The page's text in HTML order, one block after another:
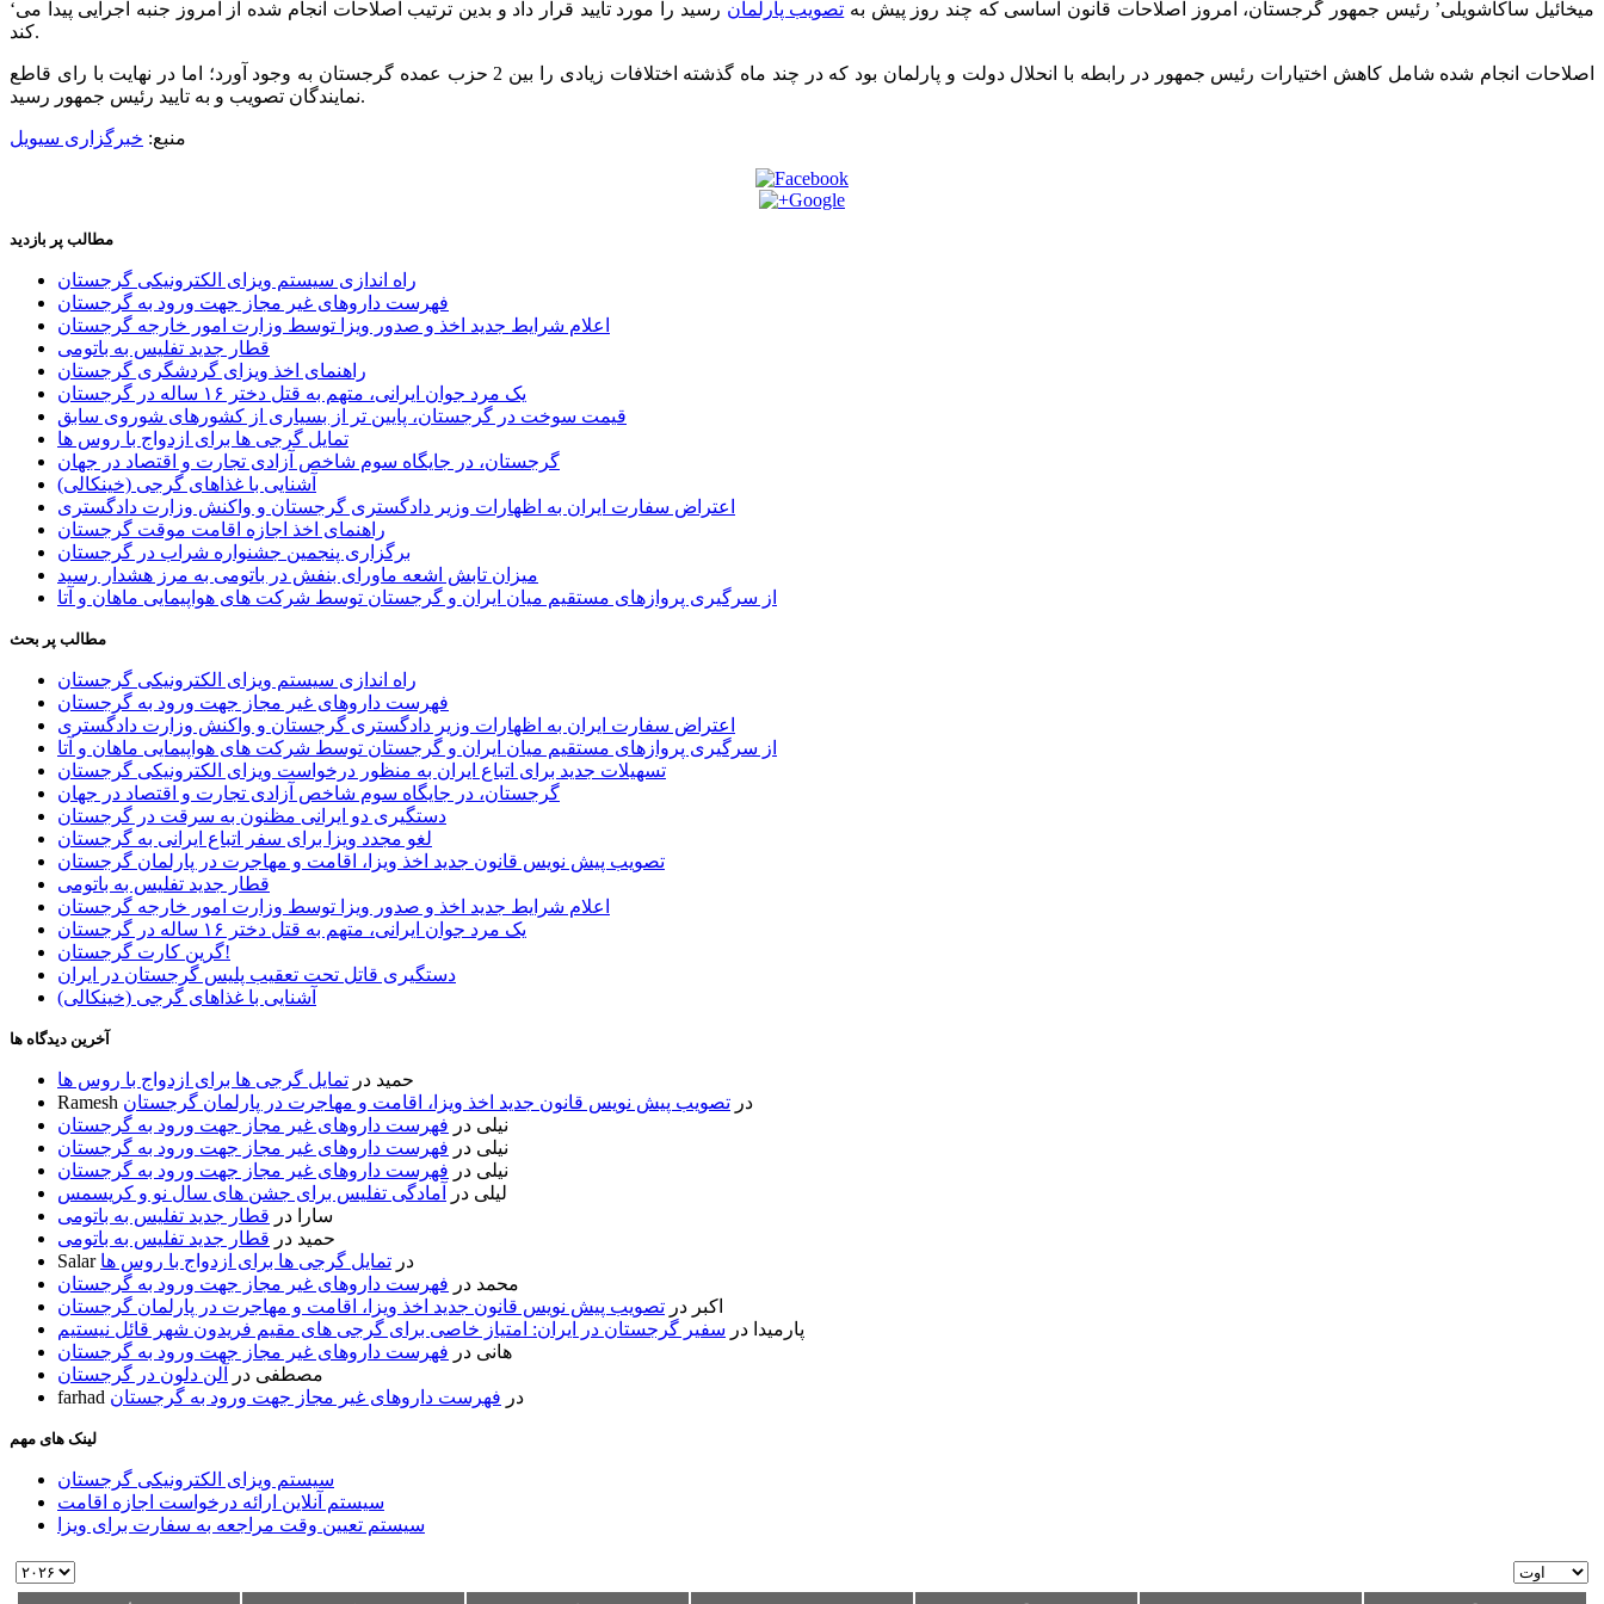
‘میخائیل ساکاشویلی’ رئیس جمهور گرجستان، امروز اصلاحات قانون اساسی که چند روز پیش به تصویب پارلمان رسید را مورد تایید قرار داد و بدین ترتیب اصلاحات انجام شده از امروز جنبه اجرایی پیدا می
کند.
اصلاحات انجام شده شامل کاهش اختیارات رئیس جمهور در رابطه با انحلال دولت و پارلمان بود که در چند ماه گذشته اختلافات زیادی را بین 2 حزب عمده گرجستان به وجود آورد؛ اما در نهایت با رای قاطع
نمایندگان تصویب و به تایید رئیس جمهور رسید.
منبع: خبرگزاری سیویل
مطالب پر بازدید
راه اندازی سیستم ویزای الکترونیکی گرجستان
فهرست داروهای غیر مجاز جهت ورود به گرجستان
اعلام شرایط جدید اخذ و صدور ویزا توسط وزارت امور خارجه گرجستان
قطار جدید تفلیس به باتومی
راهنمای اخذ ویزای گردشگری گرجستان
یک مرد جوان ایرانی، متهم به قتل دختر ۱۶ ساله در گرجستان
قیمت سوخت در گرجستان، پایین تر از بسیاری از کشورهای شوروی سابق
تمایل گرجی ها برای ازدواج با روس ها
گرجستان، در جایگاه سوم شاخص آزادی تجارت و اقتصاد در جهان
آشنایی با غذاهای گرجی (خینکالی)
اعتراض سفارت ایران به اظهارات وزیر دادگستری گرجستان و واکنش وزارت دادگستری
راهنمای اخذ اجازه اقامت موقت گرجستان
برگزاری پنجمین جشنواره شراب در گرجستان
میزان تابش اشعه ماورای بنفش در باتومی به مرز هشدار رسید
از سرگیری پروازهای مستقیم میان ایران و گرجستان توسط شرکت های هواپیمایی ماهان و آتا
مطالب پر بحث
راه اندازی سیستم ویزای الکترونیکی گرجستان
فهرست داروهای غیر مجاز جهت ورود به گرجستان
اعتراض سفارت ایران به اظهارات وزیر دادگستری گرجستان و واکنش وزارت دادگستری
از سرگیری پروازهای مستقیم میان ایران و گرجستان توسط شرکت های هواپیمایی ماهان و آتا
تسهیلات جدید برای اتباع ایران به منظور درخواست ویزای الکترونیکی گرجستان
گرجستان، در جایگاه سوم شاخص آزادی تجارت و اقتصاد در جهان
دستگیری دو ایرانی مظنون به سرقت در گرجستان
لغو مجدد ویزا برای سفر اتباع ایرانی به گرجستان
تصویب پیش نویس قانون جدید اخذ ویزا، اقامت و مهاجرت در پارلمان گرجستان
قطار جدید تفلیس به باتومی
اعلام شرایط جدید اخذ و صدور ویزا توسط وزارت امور خارجه گرجستان
یک مرد جوان ایرانی، متهم به قتل دختر ۱۶ ساله در گرجستان
گرین کارت گرجستان!
دستگیری قاتل تحت تعقیب پلیس گرجستان در ایران
آشنایی با غذاهای گرجی (خینکالی)
آخرین دیدگاه ها
حمید در تمایل گرجی ها برای ازدواج با روس ها
Ramesh
در تصویب پیش نویس قانون جدید اخذ ویزا، اقامت و مهاجرت در پارلمان گرجستان
نیلی در فهرست داروهای غیر مجاز جهت ورود به گرجستان
نیلی در فهرست داروهای غیر مجاز جهت ورود به گرجستان
نیلی در فهرست داروهای غیر مجاز جهت ورود به گرجستان
لیلی در
آمادگی تفلیس برای جشن های سال نو و کریسمس
سارا
در قطار جدید تفلیس به باتومی
حمید در قطار جدید تفلیس به باتومی
Salar
در تمایل گرجی ها برای ازدواج با روس ها
محمد در فهرست داروهای غیر مجاز جهت ورود به گرجستان
اکبر در تصویب پیش نویس قانون جدید اخذ ویزا، اقامت و مهاجرت در پارلمان گرجستان
پارمیدا در سفیر گرجستان در ایران: امتیاز خاصی برای گرجی های مقیم فریدون شهر قائل نیستیم
هانی در فهرست داروهای غیر مجاز جهت ورود به گرجستان
مصطفی در
آلن دلون در گرجستان
farhad
در فهرست داروهای غیر مجاز جهت ورود به گرجستان
لینک های مهم
سیستم ویزای الکترونیکی گرجستان
سیستم آنلاین ارائه درخواست اجازه اقامت
سیستم تعیین وقت مراجعه به سفارت برای ویزا